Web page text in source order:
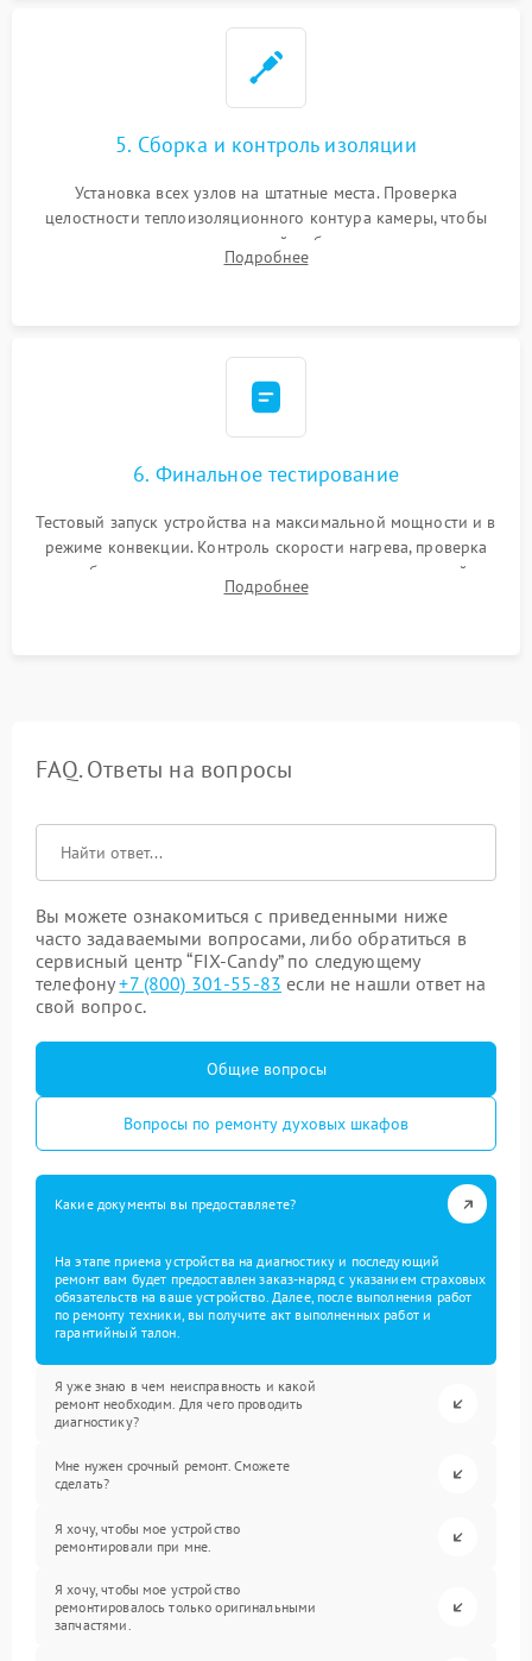
5. Сборка и контроль изоляции
Установка всех узлов на штатные места. Проверка
целостности теплоизоляционного контура камеры, чтобы
исключить перегрев кухонной мебели и потерю тепла.
Надежная фиксация клемм и сборка корпуса шкафа.
Подробнее
6. Финальное тестирование
Тестовый запуск устройства на максимальной мощности и в
режиме конвекции. Контроль скорости нагрева, проверка
срабатывания термостата при достижении заданной
температуры и тест на отсутствие утечек тока.
Подробнее
FAQ. Ответы на вопросы
Вы можете ознакомиться с приведенными ниже
часто задаваемыми вопросами, либо обратиться в
сервисный центр “FIX-Candy” по следующему
телефону+7 (800) 301-55-83 если не нашли ответ на
свой вопрос.
Общие вопросы
Вопросы по ремонту духовых шкафов
Какие документы вы предоставляете?
На этапе приема устройства на диагностику и последующий
ремонт вам будет предоставлен заказ-наряд с указанием страховых
обязательств на ваше устройство. Далее, после выполнения работ
по ремонту техники, вы получите акт выполненных работ и
гарантийный талон.
Я уже знаю в чем неисправность и какой
ремонт необходим. Для чего проводить
диагностику?
Мне нужен срочный ремонт. Сможете
сделать?
Я хочу, чтобы мое устройство
ремонтировали при мне.
Я хочу, чтобы мое устройство
ремонтировалось только оригинальными
запчастями.